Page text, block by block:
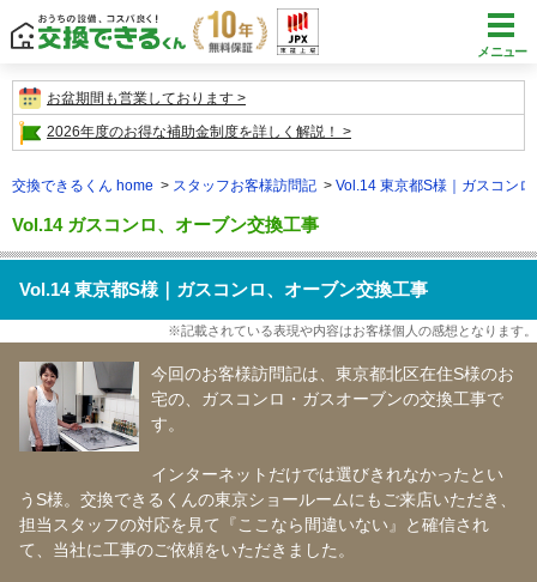
メニュー
お盆期間も営業しております
2026年度のお得な補助金制度を詳しく解説！
交換できるくん home スタッフお客様訪問記 Vol.14 東京都S様｜ガスコン
Vol.14 ガスコンロ、オーブン交換工事
Vol.14 東京都S様｜ガスコンロ、オーブン交換工事
※記載されている表現や内容はお客様個人の感想となります。
今回のお客様訪問記は、東京都北区在住S様のお
宅の、ガスコンロ・ガスオーブンの交換工事で
す。
インターネットだけでは選びきれなかったとい
うS様。交換できるくんの東京ショールームにもご来店いただき、
担当スタッフの対応を見て『ここなら間違いない』と確信され
て、当社に工事のご依頼をいただきました。